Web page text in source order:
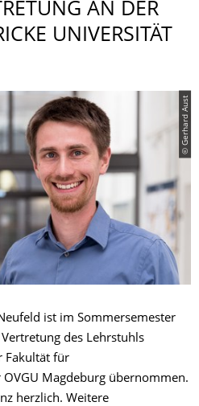
AN DER
UNIVERSITÄT
© Gerhard Aust
ist im Sommersemester
des Lehrstuhls
Fakultät für
Magdeburg übernommen.
herzlich. Weitere